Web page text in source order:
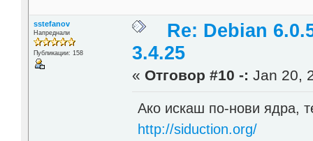
sstefanov
Напреднали
Публикации: 158
Re: Debian
3.4.25
« Отговор #10 -: Jan 20,
Ако искаш по-нови ядра,
http://siduction.org/